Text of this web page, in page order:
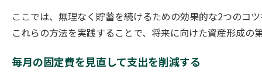
ここでは、無理なく貯蓄を続けるための効果的な2つのコ
これらの方法を実践することで、将来に向けた資産形成の
毎月の固定費を見直して支出を削減する